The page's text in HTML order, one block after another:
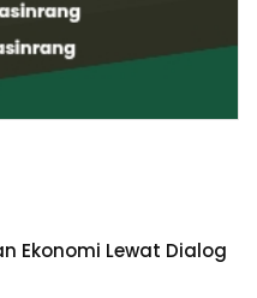
Ekonomi Lewat Dialog